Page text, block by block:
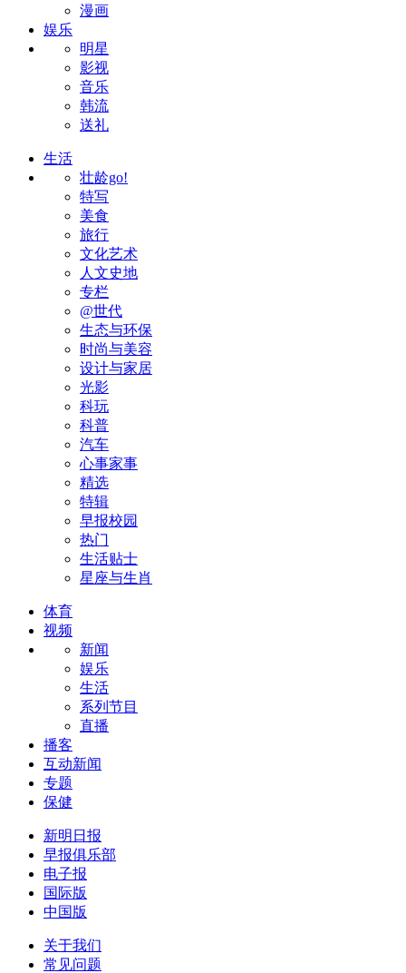
漫画
娱乐
明星
影视
音乐
韩流
送礼
生活
壮龄go!
特写
美食
旅行
文化艺术
人文史地
专栏
@世代
生态与环保
时尚与美容
设计与家居
光影
科玩
科普
汽车
心事家事
精选
特辑
早报校园
热门
生活贴士
星座与生肖
体育
视频
新闻
娱乐
生活
系列节目
直播
播客
互动新闻
专题
保健
新明日报
早报俱乐部
电子报
国际版
中国版
关于我们
常见问题